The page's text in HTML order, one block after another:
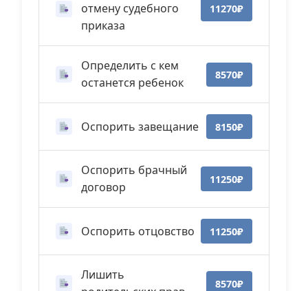
отмену судебного
приказа
11270₽
Определить с кем
останется ребенок
8570₽
Оспорить завещание 8150₽
Оспорить брачный
договор
11250₽
Оспорить отцовство 11250₽
Лишить
8570₽